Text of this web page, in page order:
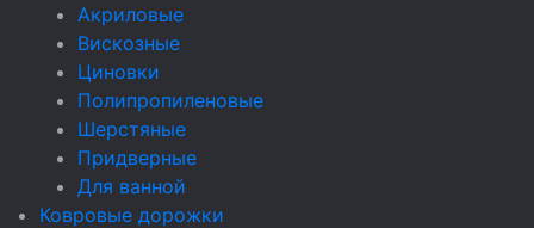
Акриловые
Вискозные
Циновки
Полипропиленовые
Шерстяные
Придверные
Для ванной
Ковровые дорожки